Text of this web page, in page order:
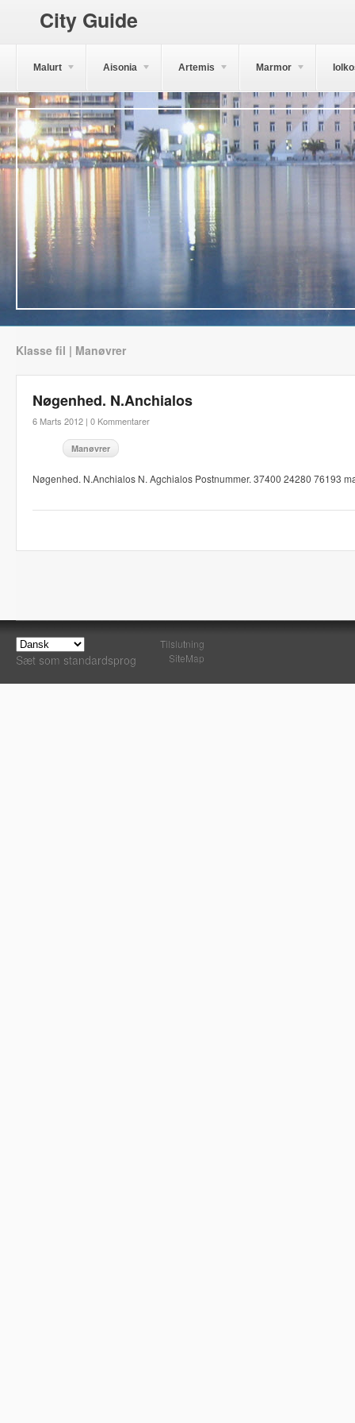
City Guide
Malurt Aisonia Artemis Marmor
Klasse fil | Manøvrer
Nøgenhed. N.Anchialos
6 Marts 2012 | 0 Kommentarer
Manøvrer
Nøgenhed. N.Anchialos N. Agchialos Postnummer. 37400 24280 76193
Sæt som standardsprog
Tilslutning
SiteMap